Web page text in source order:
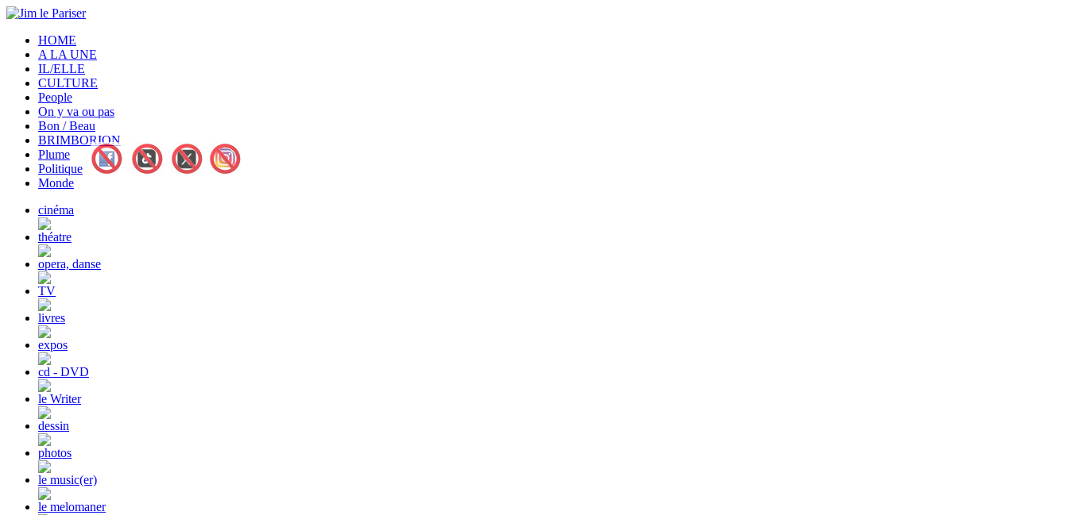
HOME
A LA UNE
IL/ELLE
CULTURE
People
On y va ou pas
Bon / Beau
BRIMBORION
Plume
Politique
Monde
cinéma
théatre
opera, danse
TV
livres
expos
cd - DVD
le Writer
dessin
photos
le music(er)
le melomaner